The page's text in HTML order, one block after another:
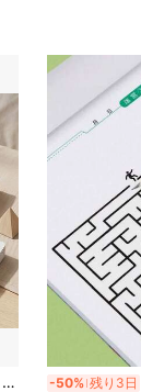
-50% 残り3日